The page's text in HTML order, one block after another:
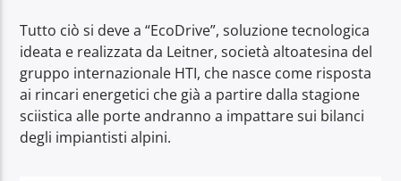
Tutto ciò si deve a “EcoDrive”, soluzione tecnologica
ideata e realizzata da Leitner, società altoatesina del
gruppo internazionale HTI, che nasce come risposta
ai rincari energetici che già a partire dalla stagione
sciistica alle porte andranno a impattare sui bilanci
degli impiantisti alpini.